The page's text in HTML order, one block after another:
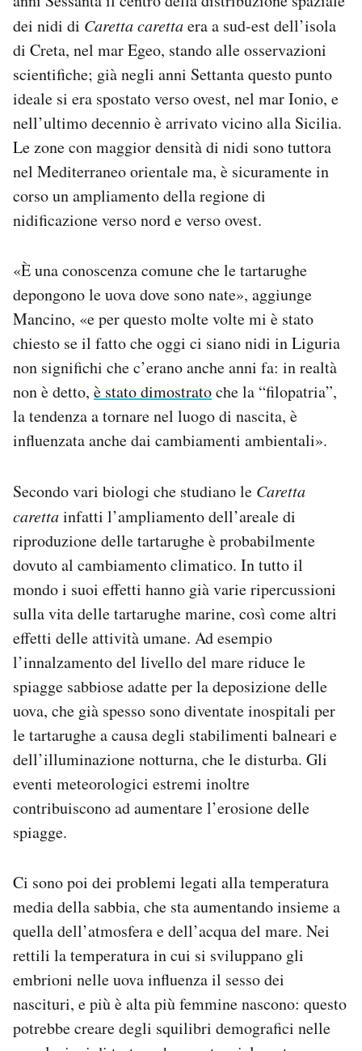
dei nidi di Caretta carettaera a sud-est dell’isola
di Creta, nel mar Egeo, stando alle osservazioni
scientifiche; già negli anni Settanta questo punto
ideale si era spostato verso ovest, nel mar Ionio, e
nell’ultimo decennio è arrivato vicino alla Sicilia.
Le zone con maggior densità di nidi sono tuttora
nel Mediterraneo orientale ma, è sicuramente in
corso un ampliamento della regione di
nidificazione verso nord e verso ovest.
«È una conoscenza comune che le tartarughe
depongono le uova dove sono nate», aggiunge
Mancino, «e per questo molte volte mi è stato
chiesto se il fatto che oggi ci siano nidi in Liguria
non significhi che c’erano anche anni fa: in realtà
non è detto, è stato dimostratoche la “filopatria”,
la tendenza a tornare nel luogo di nascita, è
influenzata anche dai cambiamenti ambientali».
Secondo vari biologi che studiano le Caretta
carettainfatti l’ampliamento dell’areale di
riproduzione delle tartarughe è probabilmente
dovuto al cambiamento climatico. In tutto il
mondo i suoi effetti hanno già varie ripercussioni
sulla vita delle tartarughe marine, così come altri
effetti delle attività umane. Ad esempio
l’innalzamento del livello del mare riduce le
spiagge sabbiose adatte per la deposizione delle
uova, che già spesso sono diventate inospitali per
le tartarughe a causa degli stabilimenti balneari e
dell’illuminazione notturna, che le disturba. Gli
eventi meteorologici estremi inoltre
contribuiscono ad aumentare l’erosione delle
spiagge.
Ci sono poi dei problemi legati alla temperatura
media della sabbia, che sta aumentando insieme a
quella dell’atmosfera e dell’acqua del mare. Nei
rettili la temperatura in cui si sviluppano gli
embrioni nelle uova influenza il sesso dei
nascituri, e più è alta più femmine nascono: questo
potrebbe creare degli squilibri demografici nelle